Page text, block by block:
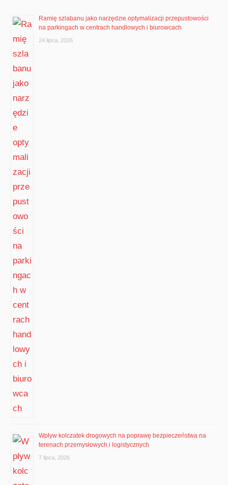
Ramię szlabanu jako narzędzie optymalizacji przepustowości
na parkingach w centrach handlowych i biurowcach
24 lipca, 2026
Wpływ kolczatek drogowych na poprawę bezpieczeństwa na
terenach przemysłowych i logistycznych
7 lipca, 2026